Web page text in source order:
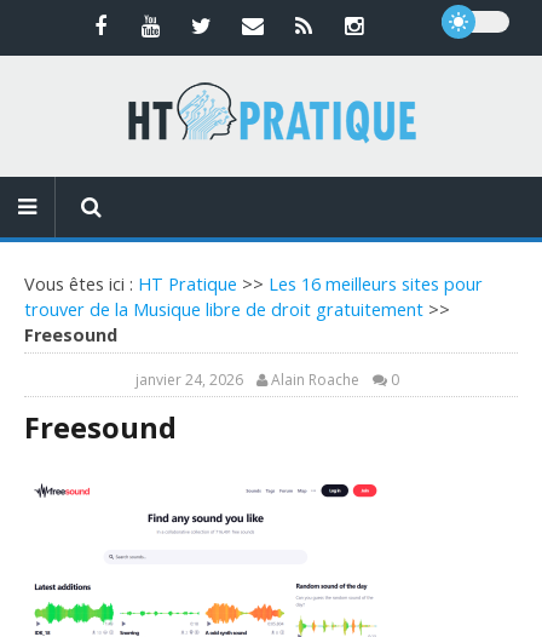
Vous êtes ici : HT Pratique >> Les 16 meilleurs sites pour
trouver de la Musique libre de droit gratuitement >>
Freesound
janvier 24, 2026 Alain Roache 0
Freesound